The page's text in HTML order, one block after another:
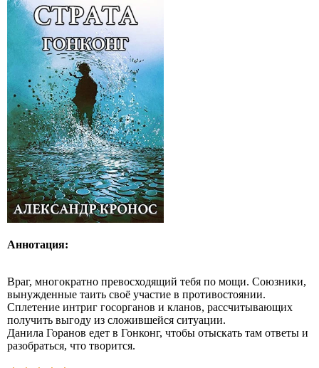
Аннотация:
Враг, многократно превосходящий тебя по мощи. Союзники,
вынужденные таить своё участие в противостоянии.
Сплетение интриг госорганов и кланов, рассчитывающих
получить выгоду из сложившейся ситуации.
Данила Горанов едет в Гонконг, чтобы отыскать там ответы и
разобраться, что творится.